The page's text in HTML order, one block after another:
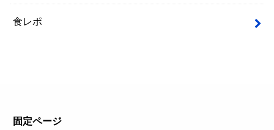
食レポ
固定ページ